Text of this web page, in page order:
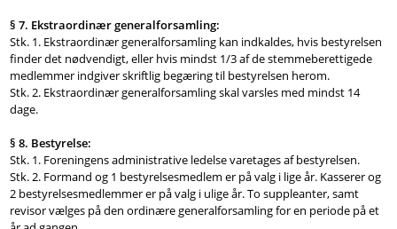
§ 7. Ekstraordinær generalforsamling:
Stk. 1. Ekstraordinær generalforsamling kan indkaldes, hvis bestyrelsen
finder det nødvendigt, eller hvis mindst 1/3 af de stemmeberettigede
medlemmer indgiver skriftlig begæring til bestyrelsen herom.
Stk. 2. Ekstraordinær generalforsamling skal varsles med mindst 14
dage.
§ 8. Bestyrelse:
Stk. 1. Foreningens administrative ledelse varetages af bestyrelsen.
Stk. 2. Formand og 1 bestyrelsesmedlem er på valg i lige år. Kasserer og
2 bestyrelsesmedlemmer er på valg i ulige år. To suppleanter, samt
revisor vælges på den ordinære generalforsamling for en periode på et